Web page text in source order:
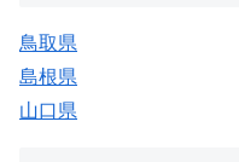
鳥取県
島根県
山口県